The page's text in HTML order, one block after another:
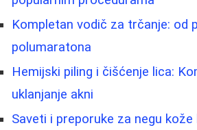
Kompletan vodič za trčanje: od
polumaratona
Hemijski piling i čišćenje lica:
uklanjanje akni
Saveti i preporuke za negu kože